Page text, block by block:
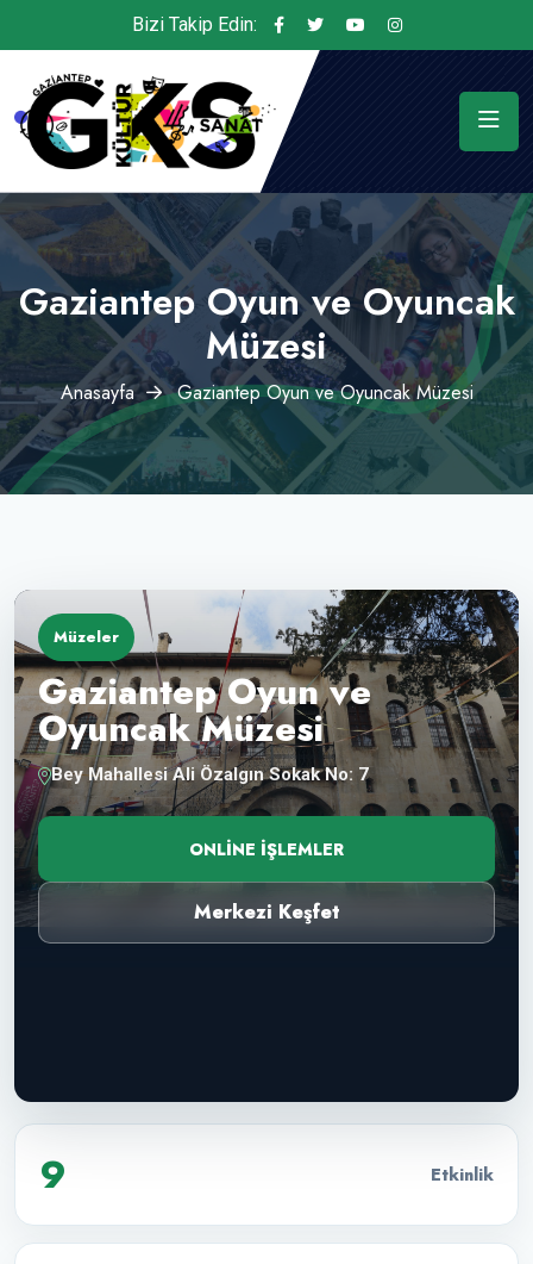
Bizi Takip Edin:
Gaziantep Oyun ve Oyuncak
Müzesi
Anasayfa Gaziantep Oyun ve Oyuncak Müzesi
Müzeler
Gaziantep Oyun ve
Oyuncak Müzesi
Bey Mahallesi Ali Özalgın Sokak No: 7
ONLINE İŞLEMLER
Merkezi Keşfet
9 Etkinlik